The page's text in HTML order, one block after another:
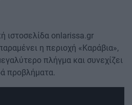
ιστοσελίδα onlarissa.gr
η περιοχή «Καράβια»,
πλήγμα και συνεχίζει
προβλήματα.